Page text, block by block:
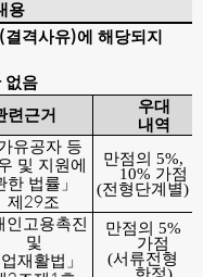
용
결격사유)에 해당되지
없음
련근거
우대
내역
유공자 등
및 지원에
한 법률 」
제29조
만점의 5%,
10% 가점
(전형단계별)
인고용촉진
및
재활법 」
만점의 5%
가점
(서류전형